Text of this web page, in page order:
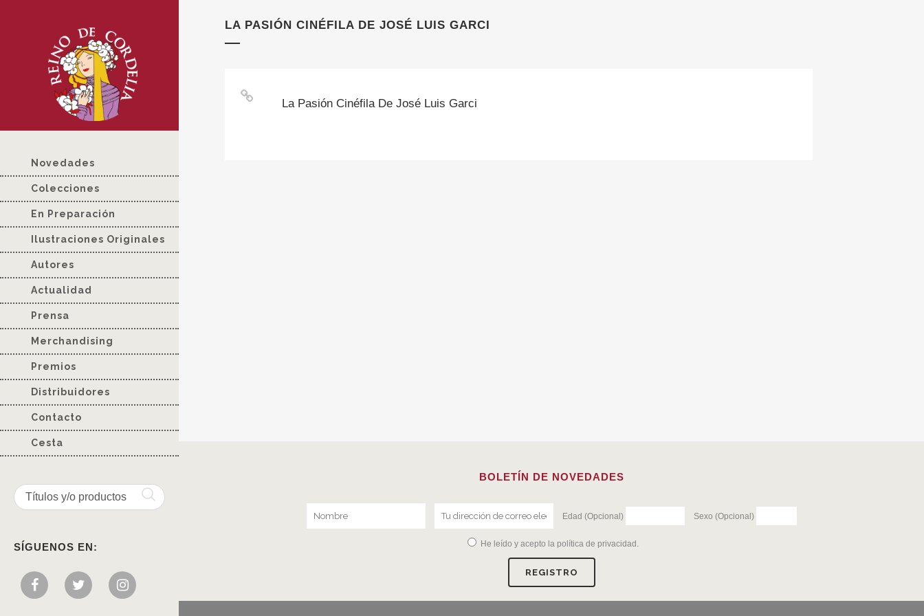
Novedades
Colecciones
En Preparación
Ilustraciones Originales
Autores
Actualidad
Prensa
Merchandising
Premios
Distribuidores
Contacto
Cesta
SÍGUENOS EN:
LA PASIÓN CINÉFILA DE JOSÉ LUIS GARCI
La Pasión Cinéfila De José Luis Garci
BOLETÍN DE NOVEDADES
Edad (Opcional) Sexo (Opcional)
He leído y acepto la política de privacidad .